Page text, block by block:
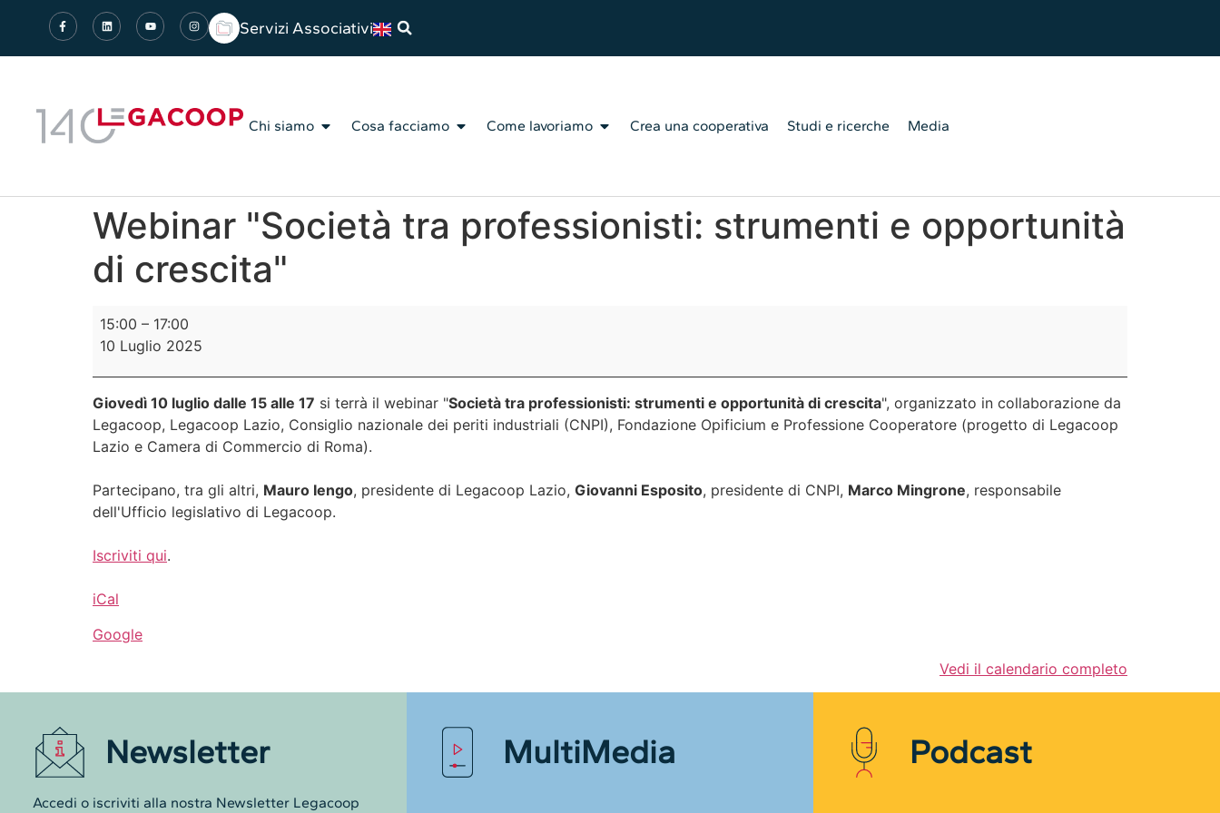
Servizi Associativi
Chi siamo Cosa facciamo Come lavoriamo Crea una cooperativa Studi e ricerche Media
Webinar "Società tra professionisti: strumenti e opportunità
di crescita"
15:00 – 17:00
10 Luglio 2025
Giovedì 10 luglio dalle 15 alle 17 si terrà il webinar "Società tra professionisti: strumenti e opportunità di crescita", organizzato in collaborazione da
Legacoop, Legacoop Lazio, Consiglio nazionale dei periti industriali (CNPI), Fondazione Opificium e Professione Cooperatore (progetto di Legacoop
Lazio e Camera di Commercio di Roma).
Partecipano, tra gli altri, Mauro Iengo, presidente di Legacoop Lazio, Giovanni Esposito, presidente di CNPI, Marco Mingrone, responsabile
dell'Ufficio legislativo di Legacoop.
Iscriviti qui.
iCal
Google
Vedi il calendario completo
Newsletter
Accedi o iscriviti alla nostra Newsletter Legacoop
MultiMedia Podcast